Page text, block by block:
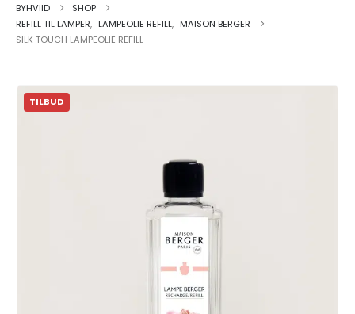
BYHVIID
SHOP
REFILL TIL LAMPER, LAMPEOLIE REFILL, MAISON BERGER
SILK TOUCH LAMPEOLIE REFILL
TILBUD